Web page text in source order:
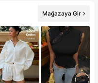
Mağazaya Gir